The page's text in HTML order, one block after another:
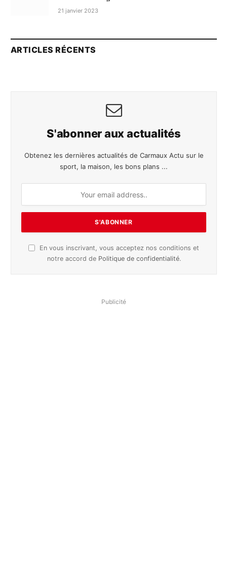
21 janvier 2023
ARTICLES RÉCENTS
S'abonner aux actualités
Obtenez les dernières actualités de Carmaux Actu sur le
sport, la maison, les bons plans ...
En vous inscrivant, vous acceptez nos conditions et
notre accord de Politique de confidentialité.
Publicité